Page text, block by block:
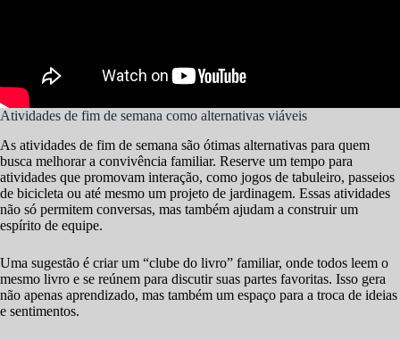
Atividades de fim de semana como alternativas viáveis
As atividades de fim de semana são ótimas alternativas para quem
busca melhorar a convivência familiar. Reserve um tempo para
atividades que promovam interação, como jogos de tabuleiro, passeios
de bicicleta ou até mesmo um projeto de jardinagem. Essas atividades
não só permitem conversas, mas também ajudam a construir um
espírito de equipe.
Uma sugestão é criar um “clube do livro” familiar, onde todos leem o
mesmo livro e se reúnem para discutir suas partes favoritas. Isso gera
não apenas aprendizado, mas também um espaço para a troca de ideias
e sentimentos.